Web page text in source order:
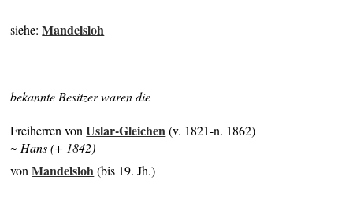
siehe:Mandelsloh
bekannte Besitzer waren die
Freiherren vonUslar-Gleichen(v. 1821-n. 1862)
~ Hans (+ 1842)
vonMandelsloh(bis 19. Jh.)